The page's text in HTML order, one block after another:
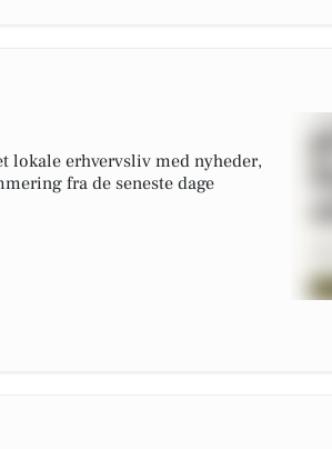
lokale erhvervsliv med nyheder,
fra de seneste dage